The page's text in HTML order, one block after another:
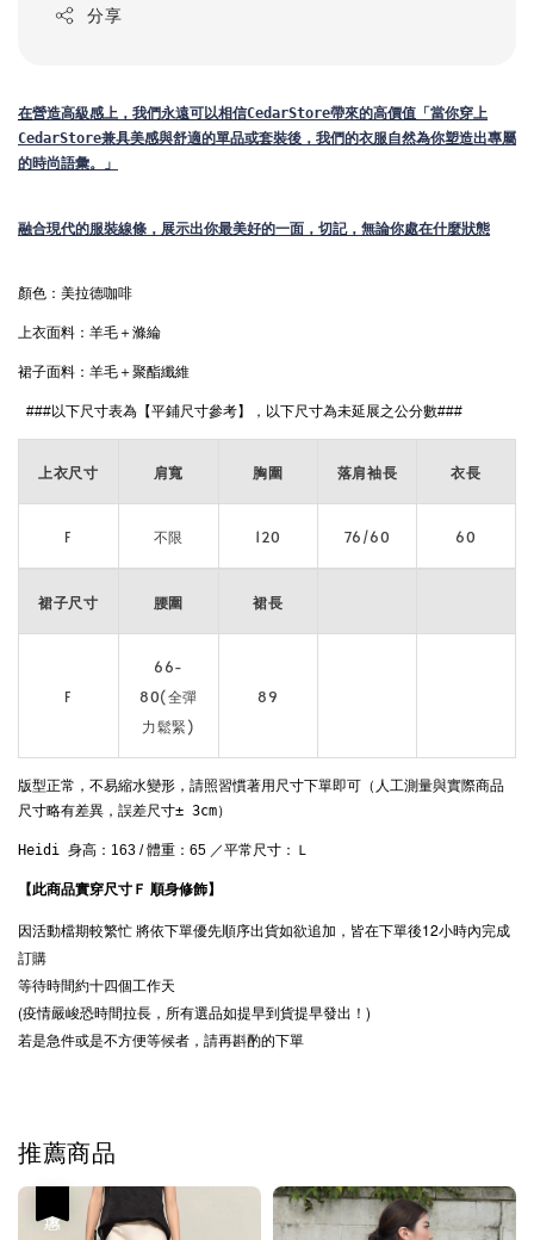
分享
在營造高級感上，我們永遠可以相信CedarStore帶來的高價值「當你穿上
CedarStore兼具美感與舒適的單品或套裝後，我們的衣服自然為你塑造出專屬
的時尚語彙。」
融合現代的服裝線條，展示出你最美好的一面，切記，無論你處在什麼狀態
顏色：美拉德咖啡
上衣面料：羊毛＋滌綸
裙子面料：羊毛＋聚酯纖維
###以下尺寸表為【平鋪尺寸參考】，以下尺寸為未延展之公分數###
上衣尺寸 肩寬 胸圍 落肩袖長 衣長
F 不限 120 76/60 60
裙子尺寸 腰圍 裙長
F
66-
80(全彈
力鬆緊)
89
版型正常，不易縮水變形，請照習慣著用尺寸下單即可 （人工測量與實際商品
尺寸略有差異，誤差尺寸± 3cm）
Heidi 身高：163 / 體重：65 ／平常尺寸：Ｌ
【此商品實穿尺寸Ｆ 順身修飾】
因活動檔期較繁忙將依下單優先順序出貨如欲追加，皆在下單後12小時內完成
訂購
等待時間約十四個工作天
(疫情嚴峻恐時間拉長，所有選品如提早到貨提早發出！)
若是急件或是不方便等候者，請再斟酌的下單
推薦商品